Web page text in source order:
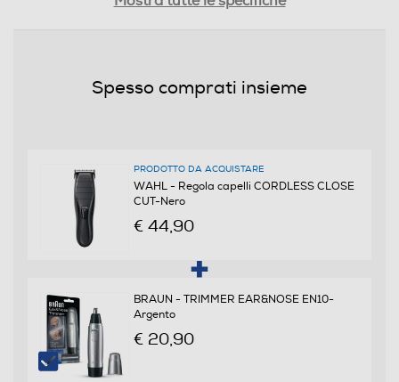
Funzione memoria di taglio
Materiale lama
Spesso comprati insieme
PRODOTTO DA ACQUISTARE
WAHL - Regola capelli CORDLESS CLOSE
CUT-Nero
€ 44,90
BRAUN - TRIMMER EAR&NOSE EN10-
Argento
€ 20,90